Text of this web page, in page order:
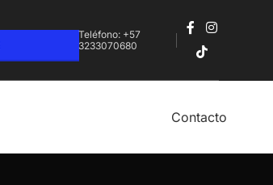
Teléfono: +57
3233070680‬
Contacto